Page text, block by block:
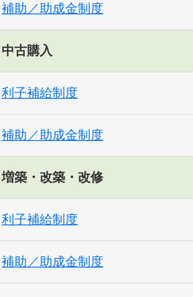
補助／助成金制度
中古購入
利子補給制度
補助／助成金制度
増築・改築・改修
利子補給制度
補助／助成金制度